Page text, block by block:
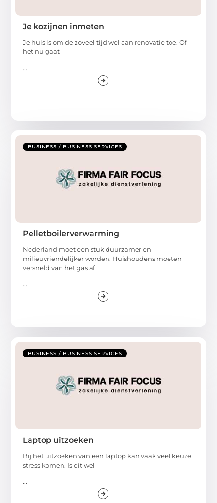
Je kozijnen inmeten
Je huis is om de zoveel tijd wel aan renovatie toe. Of
het nu gaat
...
BUSINESS / BUSINESS SERVICES
Pelletboilerverwarming
Nederland moet een stuk duurzamer en
milieuvriendelijker worden. Huishoudens moeten
versneld van het gas af
...
BUSINESS / BUSINESS SERVICES
Laptop uitzoeken
Bij het uitzoeken van een laptop kan vaak veel keuze
stress komen. Is dit wel
...